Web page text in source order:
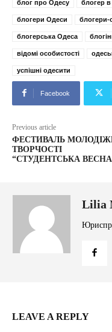
блог про Одесу блогер в
блогери Одеси блогери-
блогерська Одеса
відомі особистості
успішні одесити
Facebook
Previous article
ФЕСТИВАЛЬ
ТВОРЧОСТІ
“СТУДЕНТСЬКА
Lilia
LEAVE A REPLY